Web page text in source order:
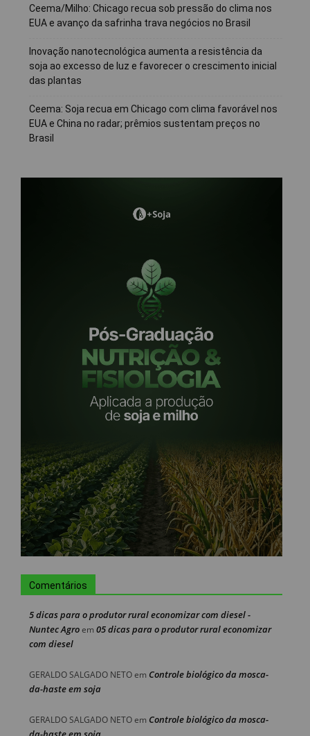
Ceema/Milho: Chicago recua sob pressão do clima nos
EUA e avanço da safrinha trava negócios no Brasil
Inovação nanotecnológica aumenta a resistência da
soja ao excesso de luz e favorecer o crescimento inicial
das plantas
Ceema: Soja recua em Chicago com clima favorável nos
EUA e China no radar; prêmios sustentam preços no
Brasil
Comentários
5 dicas para o produtor rural economizar com diesel -
Nuntec Agroem 05 dicas para o produtor rural economizar
com diesel
GERALDO SALGADO NETOem Controle biológico da mosca-
da-haste em soja
GERALDO SALGADO NETOem Controle biológico da mosca-